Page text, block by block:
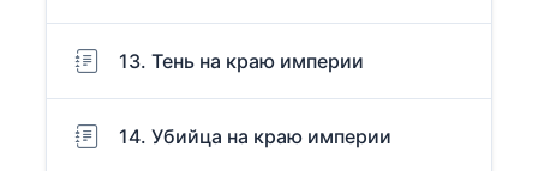
13. Тень на краю империи
14. Убийца на краю империи